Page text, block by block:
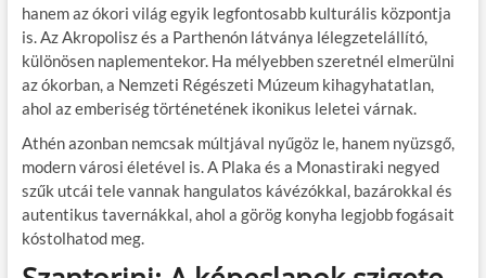
hanem az ókori világ egyik legfontosabb kulturális központja
is. Az Akropolisz és a Parthenón látványa lélegzetelállító,
különösen naplementekor. Ha mélyebben szeretnél elmerülni
az ókorban, a Nemzeti Régészeti Múzeum kihagyhatatlan,
ahol az emberiség történetének ikonikus leletei várnak.
Athén azonban nemcsak múltjával nyűgöz le, hanem nyüzsgő,
modern városi életével is. A Plaka és a Monastiraki negyed
szűk utcái tele vannak hangulatos kávézókkal, bazárokkal és
autentikus tavernákkal, ahol a görög konyha legjobb fogásait
kóstolhatod meg.